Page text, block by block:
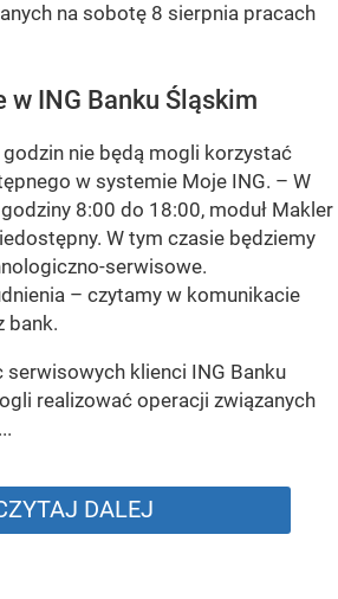
na sobotę 8 sierpnia pracach
ING Banku Śląskim
nie będą mogli korzystać
w systemie Moje ING. – W
8:00 do 18:00, moduł Makler
W tym czasie będziemy
serwisowe.
– czytamy w komunikacie
bank.
serwisowych klienci ING Banku
realizować operacji związanych
DALEJ